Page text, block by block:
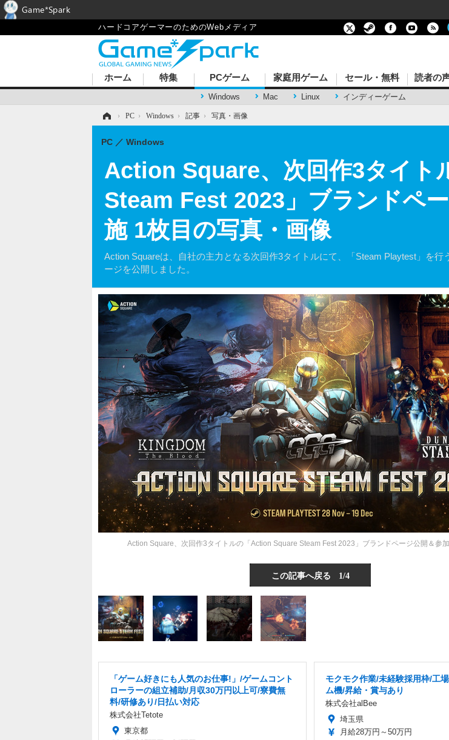
ハードコアゲーマーのためのWebメディア
ホーム 特集 PCゲーム
Windows Mac Linux インディーゲーム
家庭用ゲーム セール・無料 読者の
› PC › Windows › 記事 › 写真・画像
Action Square、次回作3タイト
Steam Fest 2023」ブランドペ
施 1枚目の写真・画像
Action Squareは、自社の主力となる次回作3タイトルにて、「Steam Playtest」を
ージを公開しました。
PC Windows
Action Square、次回作3タイトルの「Action Square Steam Fest 2023」ブランドページ公開＆参
この記事へ戻る 1/4
「ゲーム好きにも人気のお仕事!」/ゲームコント
ローラーの組立補助/月収30万円以上可/寮費無
料/研修あり/日払い対応
株式会社Tetote
東京都
モクモク作業/未経験採用枠/工
ム機/昇給・賞与あり
株式会社alBee
埼玉県
月給28万円～50万円
Game*Spark